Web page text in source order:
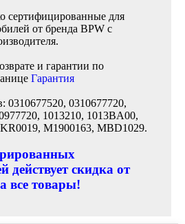
сертифицированные для
от бренда BPW с
и гарантии по
Гарантия
0310677520, 0310677720,
1013210, 1013BA00,
M1900163, MBD1029.
действует скидка от
все товары!